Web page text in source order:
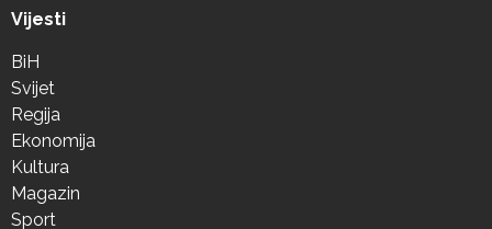
Vijesti
BiH
Svijet
Regija
Ekonomija
Kultura
Magazin
Sport